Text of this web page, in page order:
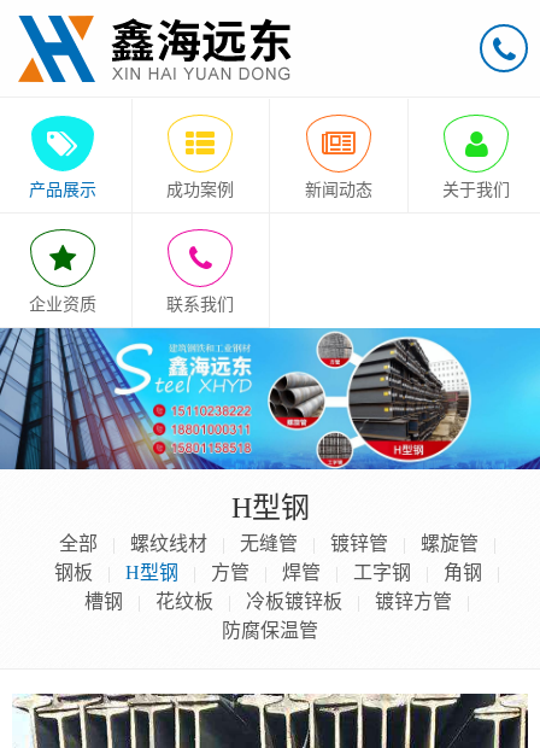
产品展示 成功案例 新闻动态 关于我们
企业资质 联系我们
H型钢
全部 | 螺纹线材 | 无缝管 | 镀锌管 | 螺旋管 |
钢板 H型钢 方管 | 焊管 工字钢 | 角钢 |
槽钢 | 花纹板 冷板镀锌板 | 镀锌方管 |
防腐保温管